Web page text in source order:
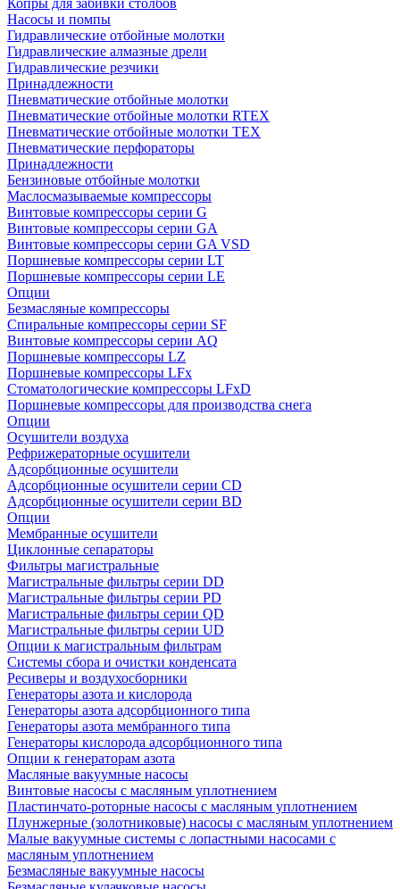
Копры для забивки столбов
Насосы и помпы
Гидравлические отбойные молотки
Гидравлические алмазные дрели
Гидравлические резчики
Принадлежности
Пневматические отбойные молотки
Пневматические отбойные молотки RTEX
Пневматические отбойные молотки TEX
Пневматические перфораторы
Принадлежности
Бензиновые отбойные молотки
Маслосмазываемые компрессоры
Винтовые компрессоры серии G
Винтовые компрессоры cерии GA
Винтовые компрессоры cерии GA VSD
Поршневые компрессоры серии LT
Поршневые компрессоры серии LE
Опции
Безмасляные компрессоры
Спиральные компрессоры серии SF
Винтовые компрессоры серии AQ
Поршневые компрессоры LZ
Поршневые компрессоры LFx
Стоматологические компрессоры LFxD
Поршневые компрессоры для производства снега
Опции
Осушители воздуха
Рефрижераторные осушители
Адсорбционные осушители
Адсорбционные осушители серии CD
Адсорбционные осушители серии BD
Опции
Мембранные осушители
Циклонные сепараторы
Фильтры магистральные
Магистральные фильтры серии DD
Магистральные фильтры серии PD
Магистральные фильтры серии QD
Магистральные фильтры серии UD
Опции к магистральным фильтрам
Системы сбора и очистки конденсата
Ресиверы и воздухосборники
Генераторы азота и кислорода
Генераторы азота адсорбционного типа
Генераторы азота мембранного типа
Генераторы кислорода адсорбционного типа
Опции к генераторам азота
Масляные вакуумные насосы
Винтовые насосы с масляным уплотнением
Пластинчато-роторные насосы с масляным уплотнением
Плунжерные (золотниковые) насосы с масляным уплотнением
Малые вакуумные системы с лопастными насосами с
масляным уплотнением
Безмасляные вакуумные насосы